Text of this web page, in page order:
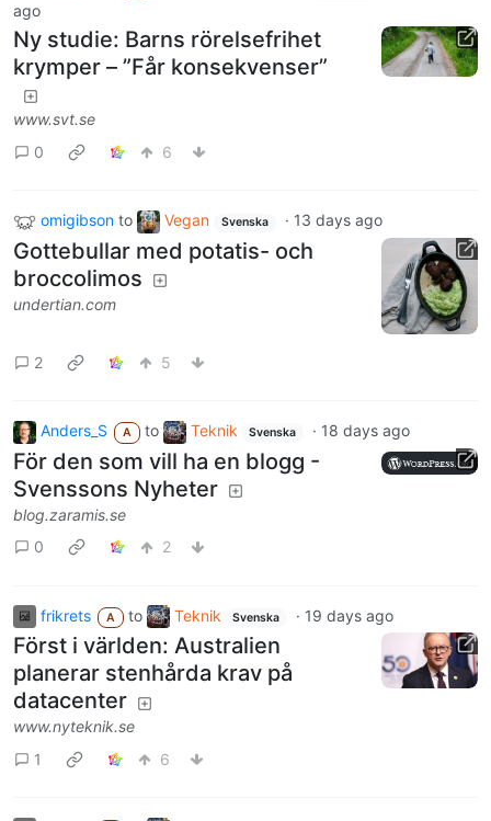
ago
Ny studie: Barns rörelsefrihet
krymper – ”Får konsekvenser”
www.svt.se
0
6
omigibson to Vegan Svenska · 13 days ago
Gottebullar med potatis- och
broccolimos
undertian.com
2 5
Anders_S A to Teknik Svenska · 18 days ago
För den som vill ha en blogg -
Svenssons Nyheter
blog.zaramis.se
0
2
frikrets A to Teknik Svenska · 19 days ago
Först i världen: Australien
planerar stenhårda krav på
datacenter
www.nyteknik.se
1
6